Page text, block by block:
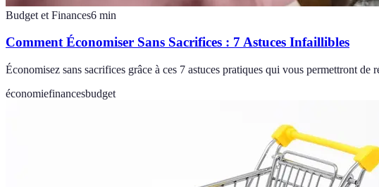
Budget et Finances6 min
Comment Économiser Sans Sacrifices : 7 Astuces Infaillibles
Économisez sans sacrifices grâce à ces 7 astuces pratiques qui vous permettront
économiefinancesbudget